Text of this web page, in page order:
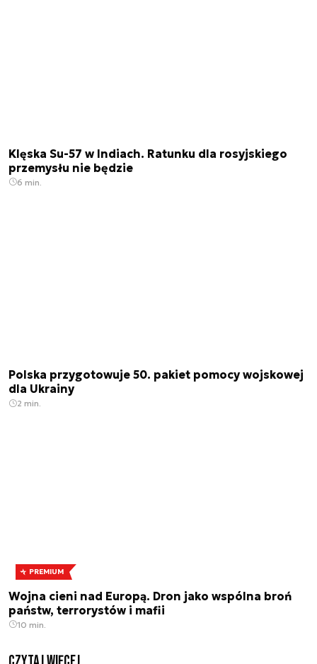
Klęska Su-57 w Indiach. Ratunku dla rosyjskiego
przemysłu nie będzie
6 min.
Polska przygotowuje 50. pakiet pomocy wojskowej
dla Ukrainy
2 min.
PREMIUM
Wojna cieni nad Europą. Dron jako wspólna broń
państw, terrorystów i mafii
10 min.